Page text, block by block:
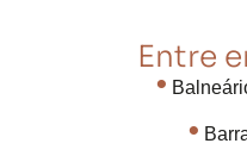
Entre
•
•